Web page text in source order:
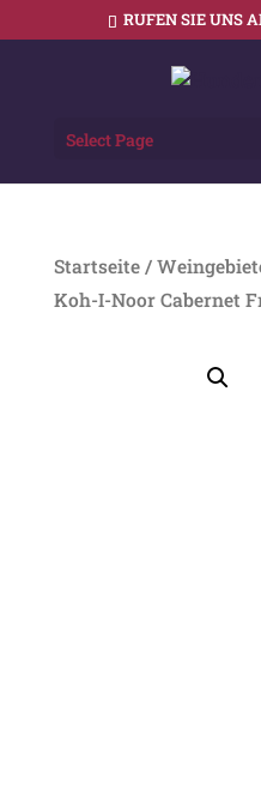
RUFEN SIE UNS
Select Page
Startseite/
Koh-I-Noor Cabernet